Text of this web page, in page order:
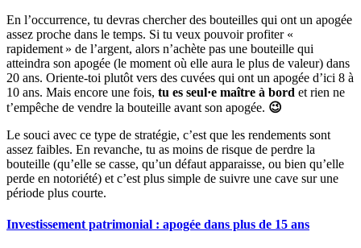
En l’occurrence, tu devras chercher des bouteilles qui ont un apogée
assez proche dans le temps. Si tu veux pouvoir profiter «
rapidement » de l’argent, alors n’achète pas une bouteille qui
atteindra son apogée (le moment où elle aura le plus de valeur) dans
20 ans. Oriente-toi plutôt vers des cuvées qui ont un apogée d’ici 8 à
10 ans. Mais encore une fois, tu es seul·e maître à bord et rien ne
t’empêche de vendre la bouteille avant son apogée. 😉
Le souci avec ce type de stratégie, c’est que les rendements sont
assez faibles. En revanche, tu as moins de risque de perdre la
bouteille (qu’elle se casse, qu’un défaut apparaisse, ou bien qu’elle
perde en notoriété) et c’est plus simple de suivre une cave sur une
période plus courte.
Investissement patrimonial : apogée dans plus de 15 ans